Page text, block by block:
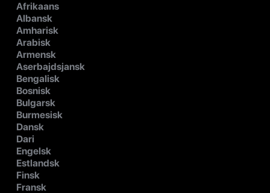
Afrikaans
Albansk
Amharisk
Arabisk
Armensk
Aserbajdsjansk
Bengalisk
Bosnisk
Bulgarsk
Burmesisk
Dansk
Dari
Engelsk
Estlandsk
Finsk
Fransk